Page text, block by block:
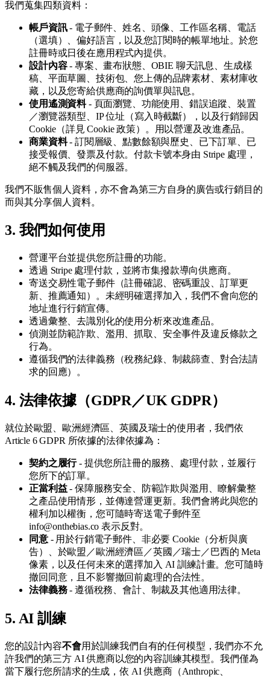
我們蒐集四類資料：
帳戶資訊- 電子郵件、姓名、頭像、工作區名稱、電話
（選填）、偏好語言，以及您訂閱時的帳單地址。於您
註冊時或日後在應用程式內提供。
設計內容- 專案、畫布狀態、OBIE 聊天訊息、生成樣
稿、平面草圖、技術包、您上傳的品牌素材、素材庫收
藏，以及您寄給供應商的詢價單與訊息。
使用遙測資料- 頁面瀏覽、功能使用、錯誤追蹤、裝置
／瀏覽器類型、IP 位址（寫入時截斷），以及行銷歸因
Cookie（詳見 Cookie 政策）。用以營運及改進產品。
商業資料- 訂閱層級、點數餘額與歷史、已下訂單、已
接受報價、發票及付款。付款卡號本身由 Stripe 處理，
絕不觸及我們的伺服器。
我們不販售個人資料，亦不會為第三方自身的廣告或行銷目的
而與其分享個人資料。
3. 我們如何使用
營運平台並提供您所註冊的功能。
透過 Stripe 處理付款，並將市集撥款導向供應商。
寄送交易性電子郵件（註冊確認、密碼重設、訂單更
新、推薦通知）。未經明確選擇加入，我們不會向您的
地址進行行銷宣傳。
透過彙整、去識別化的使用分析來改進產品。
偵測並防範詐欺、濫用、抓取、安全事件及違反條款之
行為。
遵循我們的法律義務（稅務紀錄、制裁篩查、對合法請
求的回應）。
4. 法律依據（GDPR／UK GDPR）
就位於歐盟、歐洲經濟區、英國及瑞士的使用者，我們依
Article 6 GDPR 所依據的法律依據為：
契約之履行- 提供您所註冊的服務、處理付款，並履行
您所下的訂單。
正當利益- 保障服務安全、防範詐欺與濫用、瞭解彙整
之產品使用情形，並傳達營運更新。我們會將此與您的
權利加以權衡，您可隨時寄送電子郵件至
info@onthebias.co 表示反對。
同意- 用於行銷電子郵件、非必要 Cookie（分析與廣
告）、於歐盟／歐洲經濟區／英國／瑞士／巴西的 Meta
像素，以及任何未來的選擇加入 AI 訓練計畫。您可隨時
撤回同意，且不影響撤回前處理的合法性。
法律義務- 遵循稅務、會計、制裁及其他適用法律。
5. AI 訓練
您的設計內容不會用於訓練我們自有的任何模型，我們亦不允
許我們的第三方 AI 供應商以您的內容訓練其模型。我們僅為
當下履行您所請求的生成，依 AI 供應商（Anthropic、